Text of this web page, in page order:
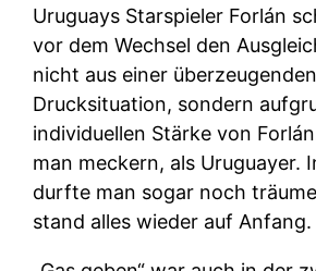
Uruguays Starspieler Forlán
vor dem Wechsel den
nicht aus einer überzeugenden
Drucksituation, sondern
individuellen Stärke von
man meckern, als Uruguayer.
durfte man sogar noch
stand alles wieder auf Anfang.